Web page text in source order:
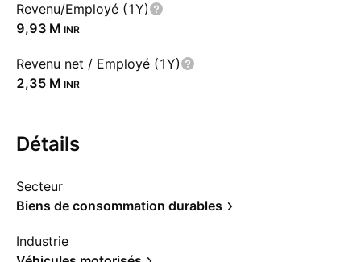
Revenu/Employé (1Y)
‪9,93 M‬ INR
Revenu net / Employé (1Y)
‪2,35 M‬ INR
Détails
Secteur
Biens de consommation durables
Industrie